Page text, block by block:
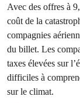
Avec des offres à
coût de la
compagnies
du billet. Les
taxes élevées sur
difficiles à
sur le climat.